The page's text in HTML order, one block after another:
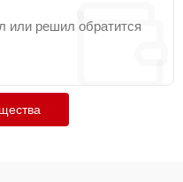
или решил обратится